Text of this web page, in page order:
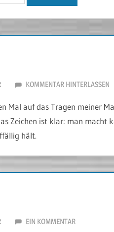
KOMMENTAR HINTERLASSEN
Mal auf das Tragen meiner
Zeichen ist klar: man macht
hält.
EIN KOMMENTAR